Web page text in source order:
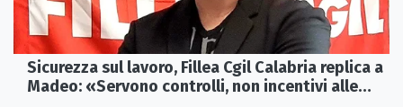
Sicurezza sul lavoro, Fillea Cgil Calabria replica a
Madeo: «Servono controlli, non incentivi alle